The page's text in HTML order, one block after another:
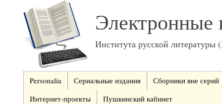
Электронные
Института русской
Personalia Сериальные издания
Сборники вне серий
Интернет-проекты
Пушкинский кабинет